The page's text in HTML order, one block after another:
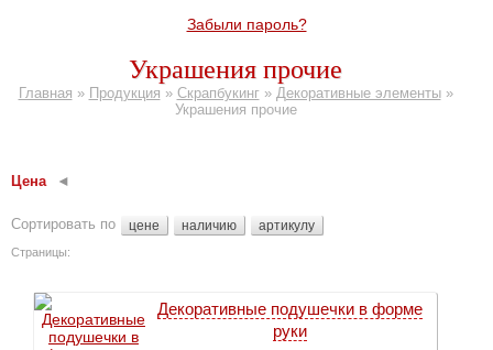
Забыли пароль?
Украшения прочие
Главная » Продукция » Скрапбукинг» Декоративные элементы»
Украшения прочие
Цена
Сортировать по цене наличию артикулу
Страницы:
Декоративные подушечки в форме
руки